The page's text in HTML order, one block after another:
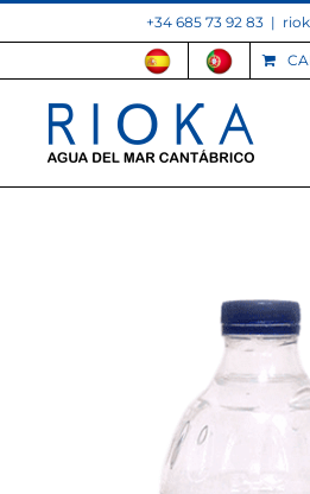
to
content
+34 685 73 92 83 |